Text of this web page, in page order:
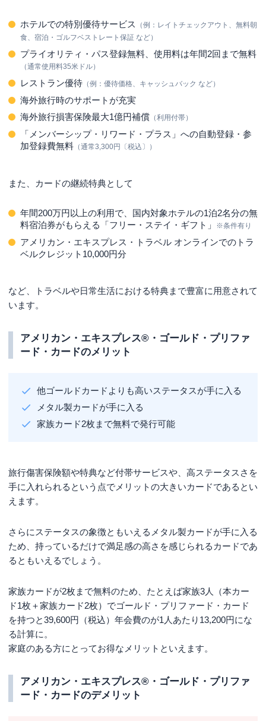
ホテルでの特別優待サービス
（例：レイトチェックアウト、無料朝
食、宿泊・ゴルフベストレート保証 など）
プライオリティ・パス登録無料、使用料は年間2回まで無料
（通常使用料35米ドル）
レストラン優待 （例：優待価格、キャッシュバック など）
海外旅行時のサポートが充実
海外旅行損害保険最大1億円補償 （利用付帯）
「メンバーシップ・リワード・プラス」への自動登録・参
加登録費無料 （通常3,300円〔税込〕）
また、カードの継続特典として
年間200万円以上の利用で、国内対象ホテルの1泊2名分の無
料宿泊券がもらえる「フリー・ステイ・ギフト」
※条件有り
アメリカン・エキスプレス・トラベル オンラインでのトラ
ベルクレジット10,000円分
など、トラベルや日常生活における特典まで豊富に用意されて
います。
アメリカン・エキスプレス®・ゴールド・プリファ
ード・カードのメリット
他ゴールドカードよりも高いステータスが手に入る
メタル製カードが手に入る
家族カード2枚まで無料で発行可能
旅行傷害保険額や特典など付帯サービスや、高ステータスさを
手に入れられるという点でメリットの大きいカードであるとい
えます。
さらにステータスの象徴ともいえるメタル製カードが手に入る
ため、持っているだけで満足感の高さを感じられるカードであ
るともいえるでしょう。
家族カードが2枚まで無料のため、たとえば家族3人（本カー
ド1枚＋家族カード2枚）でゴールド・プリファード・カード
を持つと39,600円（税込）年会費のが1人あたり13,200円にな
る計算に。
家庭のある方にとってお得なメリットといえます。
アメリカン・エキスプレス®・ゴールド・プリファ
ード・カードのデメリット